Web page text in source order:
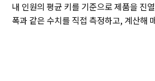
내 인원의 평균 키를 기준으로 제품을 진
폭과 같은 수치를 직접 측정하고, 계산해